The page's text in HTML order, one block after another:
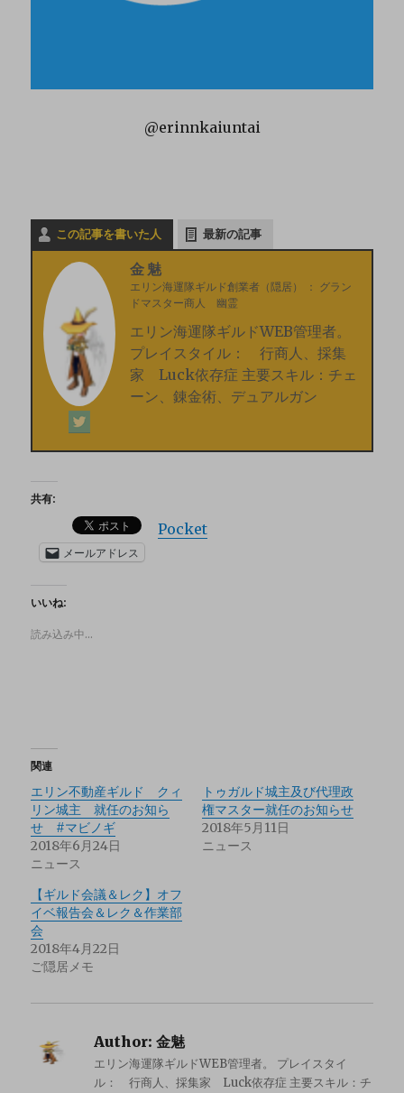
@erinnkaiuntai
この記事を書いた人 最新の記事
金魅
エリン海運隊ギルド創業者（隠居） ： グラン
ドマスター商人 幽霊
エリン海運隊ギルドWEB管理者。
プレイスタイル： 行商人、採集
家 Luck依存症 主要スキル：チェ
ーン、錬金術、デュアルガン
共有:
Pocket
メールアドレス
いいね:
読み込み中…
関連
エリン不動産ギルド クィ
リン城主 就任のお知ら
せ #マビノギ
2018年6月24日
ニュース
トゥガルド城主及び代理政
権マスター就任のお知らせ
2018年5月11日
ニュース
【ギルド会議＆レク】オフ
イベ報告会＆レク＆作業部
会
2018年4月22日
ご隠居メモ
Author: 金魅
エリン海運隊ギルドWEB管理者。 プレイスタイ
ル： 行商人、採集家 Luck依存症 主要スキル：チ